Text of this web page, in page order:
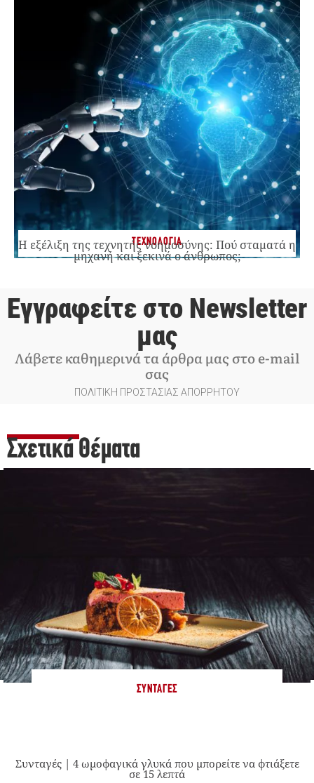
ΤΕΧΝΟΛΟΓΙΑ
Η εξέλιξη της τεχνητής νοημοσύνης: Πού σταματά η
μηχανή και ξεκινά ο άνθρωπος;
Εγγραφείτε στο Newsletter
μας
Λάβετε καθημερινά τα άρθρα μας στο e-mail
σας
ΠΟΛΙΤΙΚΗ ΠΡΟΣΤΑΣΙΑΣ ΑΠΟΡΡΗΤΟΥ
Σχετικά Θέματα
ΣΥΝΤΑΓΈΣ
Συνταγές | 4 ωμοφαγικά γλυκά που μπορείτε να φτιάξετε
σε 15 λεπτά